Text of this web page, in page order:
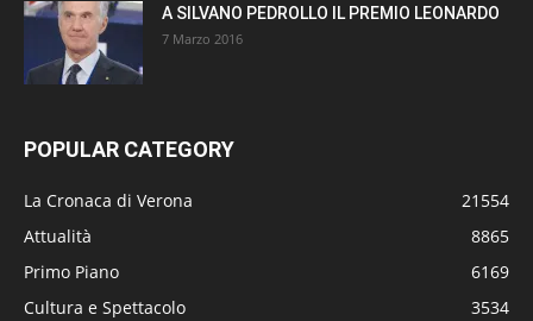
A SILVANO PEDROLLO IL PREMIO LEONARDO
7 Marzo 2016
POPULAR CATEGORY
La Cronaca di Verona
21554
Attualità
8865
Primo Piano
6169
Cultura e Spettacolo
3534